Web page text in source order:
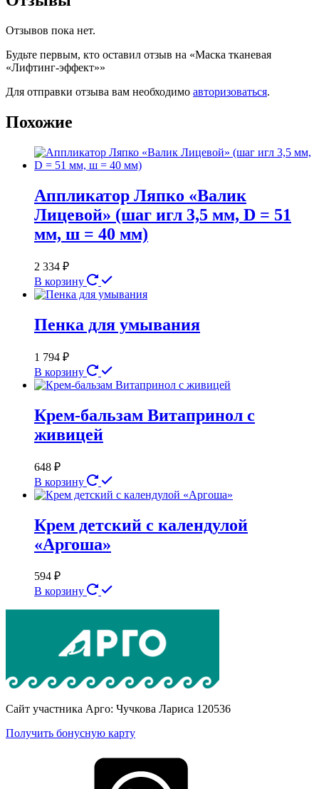
Отзывов пока нет.
Будьте первым, кто оставил отзыв на «Маска тканевая
«Лифтинг-эффект»»
Для отправки отзыва вам необходимо авторизоваться.
Похожие
Аппликатор Ляпко «Валик
Лицевой» (шаг игл 3,5 мм, D = 51
мм, ш = 40 мм)
2 334 ₽
В корзину
Пенка для умывания
1 794 ₽
В корзину
Крем-бальзам Витапринол с
живицей
648 ₽
В корзину
Крем детский с календулой
«Аргоша»
594 ₽
В корзину
Сайт участника Арго: Чучкова Лариса 120536
Получить бонусную карту